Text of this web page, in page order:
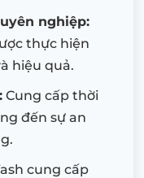
nghiệp:
thực hiện
hiệu quả.
Cung cấp thời
đến sự an
cung cấp